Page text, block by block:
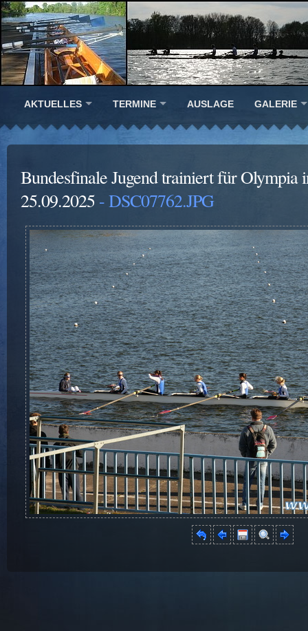
AKTUELLES TERMINE AUSLAGE GALERIE
Bundesfinale Jugend trainiert für Olympia
25.09.2025 - DSC07762.JPG